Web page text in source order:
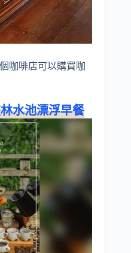
咖啡店可以購買咖
水池漂浮早餐